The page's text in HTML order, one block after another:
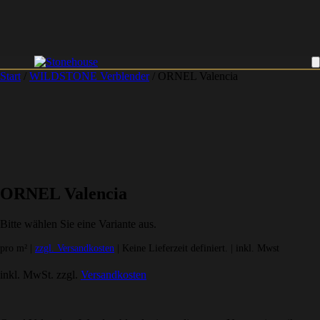
Start WILDSTONE Verblender/ ORNEL Valencia
ORNEL Valencia
Bitte wählen Sie eine Variante aus.
pro m² | zzgl. Versandkosten | Keine Lieferzeit definiert. | inkl. Mwst
inkl. MwSt. zzgl. Versandkosten